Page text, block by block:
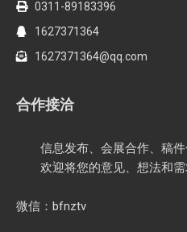
石家庄市长安区和平东路336号
0311-89684626
1627371364
1627371364@qq.com